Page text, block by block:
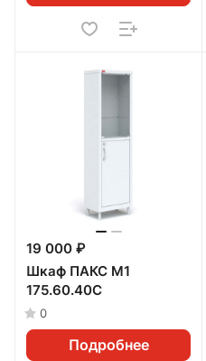
19 000 ₽
Шкаф ПАКС М1
175.60.40C
0
Подробнее